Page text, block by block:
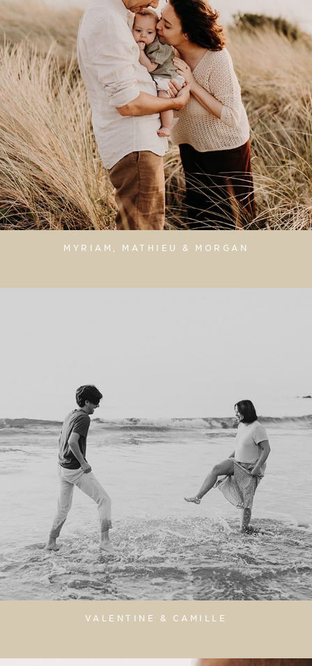
MYRIAM, MATHIEU & MORGAN
VALENTINE & CAMILLE